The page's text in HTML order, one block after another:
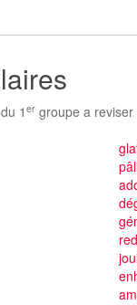
1 er groupe a reviser